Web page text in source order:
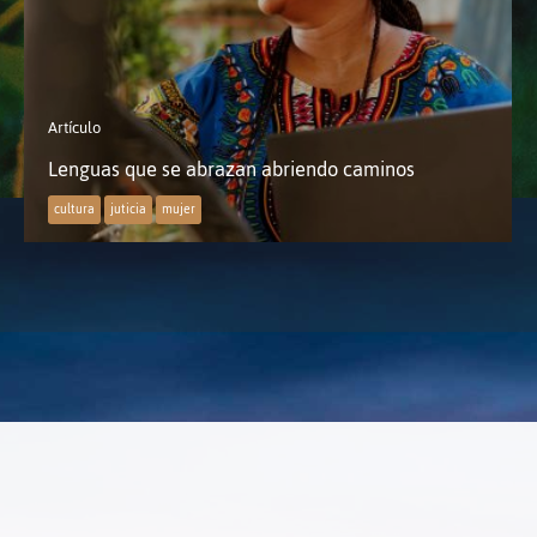
Artículo
Lenguas que se abrazan abriendo caminos
cultura juticia mujer